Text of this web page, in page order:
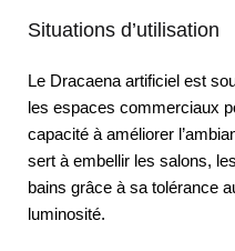
Situations d’utilisation
Le Dracaena artificiel est
les espaces commerciaux
capacité à améliorer
sert à embellir les salons,
bains grâce à sa tolérance
luminosité.